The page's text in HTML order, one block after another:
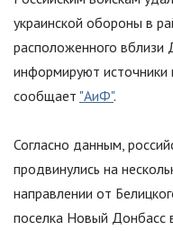
украинской обороны в
расположенного
информируют источники
сообщает "АиФ".
Согласно данным,
продвинулись на
направлении от
поселка Новый Донбасс